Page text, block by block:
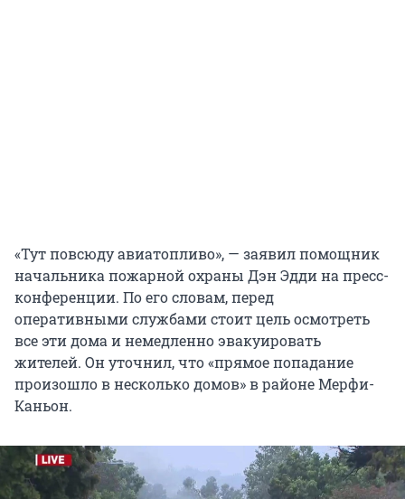
«Тут повсюду авиатопливо», — заявил помощник
начальника пожарной охраны Дэн Эдди на пресс-
конференции. По его словам, перед
оперативными службами стоит цель осмотреть
все эти дома и немедленно эвакуировать
жителей. Он уточнил, что «прямое попадание
произошло в несколько домов» в районе Мерфи-
Каньон.